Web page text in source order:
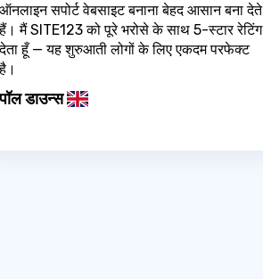
ऑनलाइन सपोर्ट वेबसाइट बनाना बेहद आसान बना देते
मैं SITE123 को पूरे भरोसे के साथ 5-स्टार रेटिंग
हूँ — यह शुरुआती लोगों के लिए एकदम परफेक्ट
डाउन्स